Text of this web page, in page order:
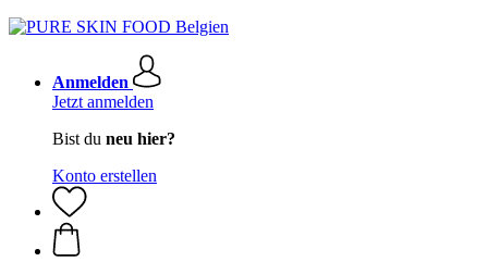
Anmelden
Jetzt anmelden
Bist du neu hier?
Konto erstellen